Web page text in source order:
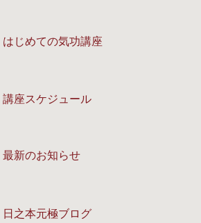
はじめての気功講座
講座スケジュール
最新のお知らせ
日之本元極ブログ